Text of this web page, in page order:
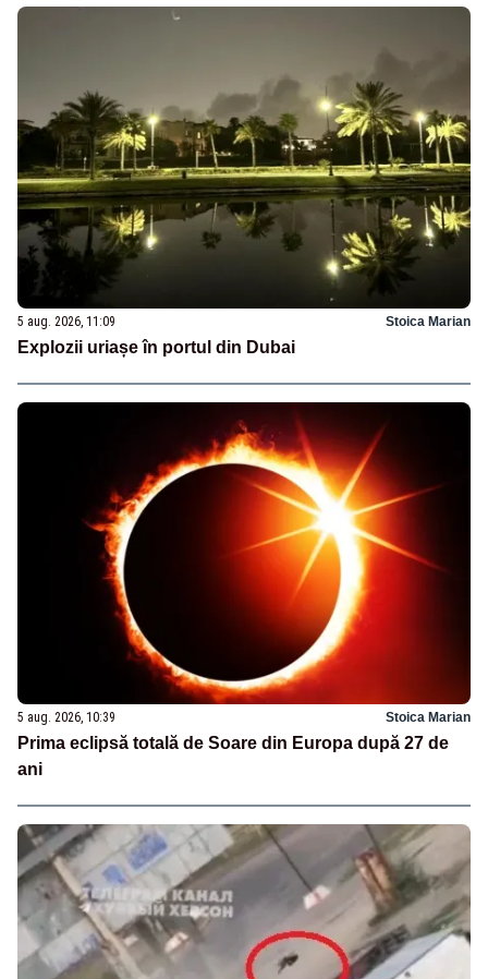
5 aug. 2026, 11:09 Stoica Marian
Explozii uriașe în portul din Dubai
5 aug. 2026, 10:39 Stoica Marian
Prima eclipsă totală de Soare din Europa după 27 de
ani